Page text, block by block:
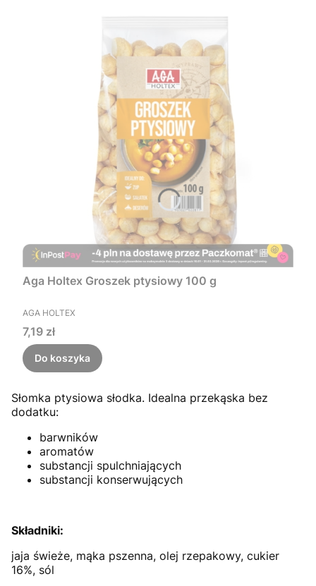
Aga Holtex Groszek ptysiowy 100 g
PRODUCENT
AGA HOLTEX
Cena
7,19 zł
Do koszyka
Słomka ptysiowa słodka. Idealna przekąska bez
dodatku:
barwników
aromatów
substancji spulchniających
substancji konserwujących
Składniki:
jaja świeże, mąka pszenna, olej rzepakowy, cukier
16%, sól